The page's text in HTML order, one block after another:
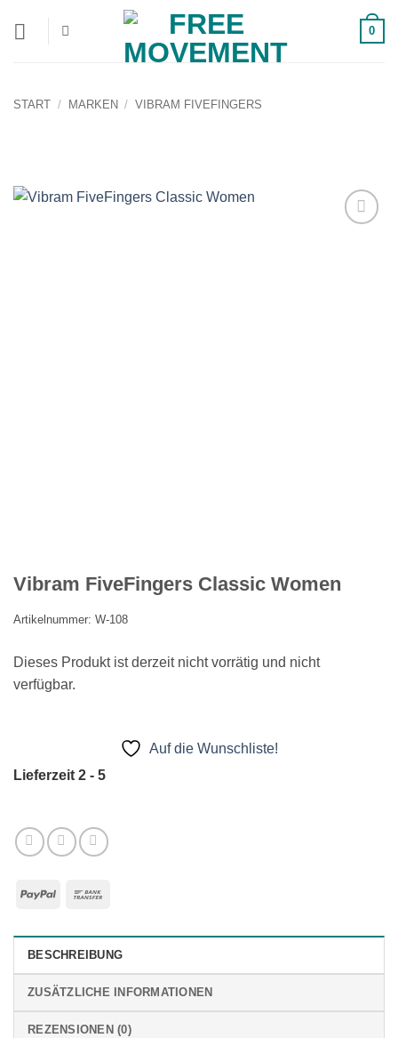
0
START / MARKEN / VIBRAM FIVEFINGERS
Vibram FiveFingers Classic Women
Artikelnummer: W-108
Dieses Produkt ist derzeit nicht vorrätig und nicht
verfügbar.
Auf die Wunschliste!
Lieferzeit 2 - 5
PayPal
BESCHREIBUNG
ZUSÄTZLICHE INFORMATIONEN
REZENSIONEN (0)